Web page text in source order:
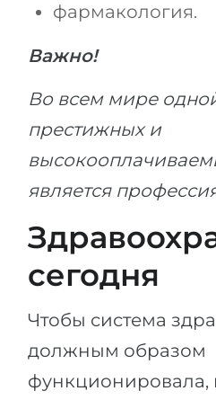
фармакология.
Важно!
Во всем мире
престижных и
является
сегодня
Чтобы система
должным образом
функционировала,